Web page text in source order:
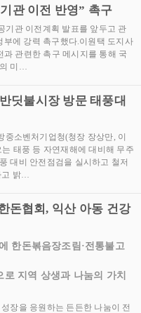
관 이전 반영” 촉구
기관 이전계획 발표를 앞두고 관
부에 강력 촉구했다.이원택 도지사
과 관련한 촉구 메시지를 통해 국
미…
딧불시장 방문 태풍대
중소벤처기업청(청장 장상만, 이
태풍 등 자연재해에 대비해 무주
대비 안전점검을 실시하고 철저
고 밝…
돈협회, 익산 아동 건강
한돈볶음장조림·전통불고
로 지역 상생과 나눔의 가치
장을 응원하는 든든한 나눔이 전